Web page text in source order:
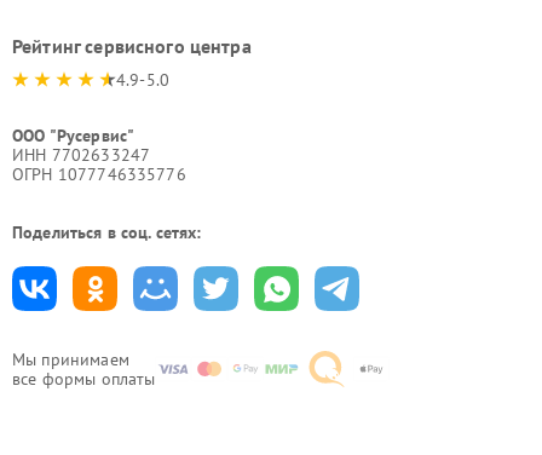
Мы принимаем
все формы оплаты
Рейтинг сервисного центра
4.9-5.0
ООО "Русервис"
ИНН 7702633247
ОГРН 1077746335776
Поделиться в соц. сетях: